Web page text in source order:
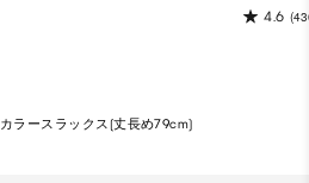
4.6
カラースラックス(丈長め79cm)